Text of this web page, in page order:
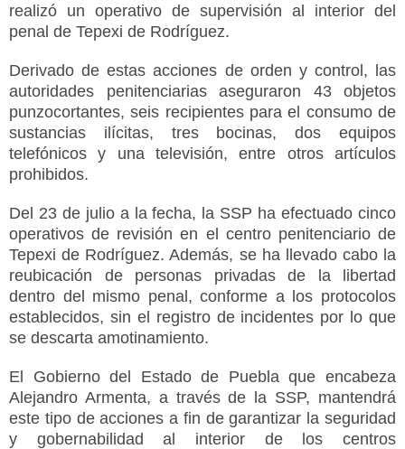
realizó un operativo de supervisión al interior del
penal de Tepexi de Rodríguez.
Derivado de estas acciones de orden y control, las
autoridades penitenciarias aseguraron 43 objetos
punzocortantes, seis recipientes para el consumo de
sustancias ilícitas, tres bocinas, dos equipos
telefónicos y una televisión, entre otros artículos
prohibidos.
Del 23 de julio a la fecha, la SSP ha efectuado cinco
operativos de revisión en el centro penitenciario de
Tepexi de Rodríguez. Además, se ha llevado cabo la
reubicación de personas privadas de la libertad
dentro del mismo penal, conforme a los protocolos
establecidos, sin el registro de incidentes por lo que
se descarta amotinamiento.
El Gobierno del Estado de Puebla que encabeza
Alejandro Armenta, a través de la SSP, mantendrá
este tipo de acciones a fin de garantizar la seguridad
y gobernabilidad al interior de los centros